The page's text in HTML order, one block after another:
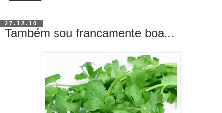
27.12.10
Também sou francamente boa...